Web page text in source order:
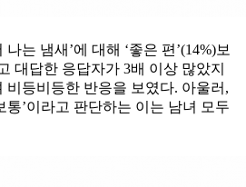
는 냄새’에 대해 ‘좋은 편’(14%)보
대답한 응답자가 3배 이상 많았지
비등비등한 반응을 보였다. 아울러,
통’이라고 판단하는 이는 남녀 모두